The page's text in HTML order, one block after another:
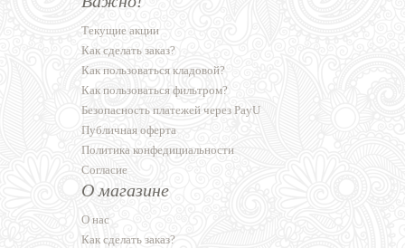
Текущие акции
Как сделать заказ?
Как пользоваться кладовой?
Как пользоваться фильтром?
Безопасность платежей через PayU
Публичная оферта
Политика конфедициальности
Согласие
О магазине
О нас
Как сделать заказ?